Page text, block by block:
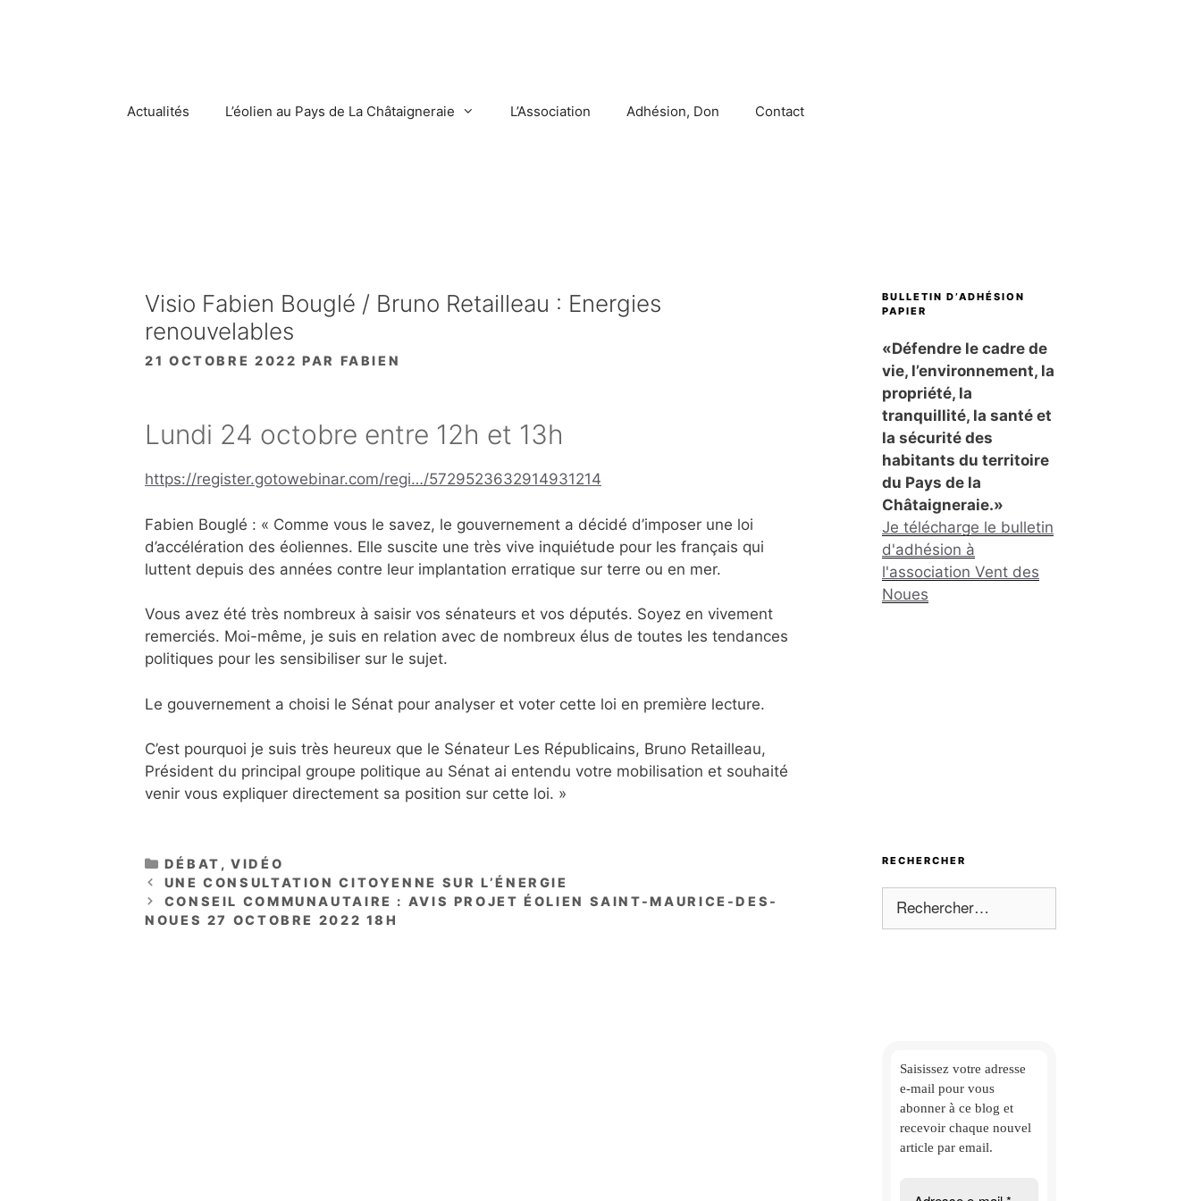
Actualités L’éolien au Pays de La Châtaigneraie L’Association Adhésion, Don Contact
Visio Fabien Bouglé / Bruno Retailleau : Energies
renouvelables
21 OCTOBRE 2022 PAR FABIEN
Lundi 24 octobre entre 12h et 13h
https://register.gotowebinar.com/regi…/5729523632914931214
Fabien Bouglé : « Comme vous le savez, le gouvernement a décidé d’imposer une loi
d’accélération des éoliennes. Elle suscite une très vive inquiétude pour les français qui
luttent depuis des années contre leur implantation erratique sur terre ou en mer.
Vous avez été très nombreux à saisir vos sénateurs et vos députés. Soyez en vivement
remerciés. Moi-même, je suis en relation avec de nombreux élus de toutes les tendances
politiques pour les sensibiliser sur le sujet.
Le gouvernement a choisi le Sénat pour analyser et voter cette loi en première lecture.
C’est pourquoi je suis très heureux que le Sénateur Les Républicains, Bruno Retailleau,
Président du principal groupe politique au Sénat ai entendu votre mobilisation et souhaité
venir vous expliquer directement sa position sur cette loi. »
CATÉGORIES
DÉBAT ,VIDÉO
UNE CONSULTATION CITOYENNE SUR L’ÉNERGIE
CONSEIL COMMUNAUTAIRE : AVIS PROJET ÉOLIEN SAINT-MAURICE-DES-
NOUES 27 OCTOBRE 2022 18H
BULLETIN D’ADHÉSION
PAPIER
«Défendre le cadre de
vie, l’environnement, la
propriété, la
tranquillité, la santé et
la sécurité des
habitants du territoire
du Pays de la
Châtaigneraie.»
Je télécharge le bulletin
d'adhésion à
l'association Vent des
Noues
RECHERCHER
Saisissez votre adresse
e-mail pour vous
abonner à ce blog et
recevoir chaque nouvel
article par email.